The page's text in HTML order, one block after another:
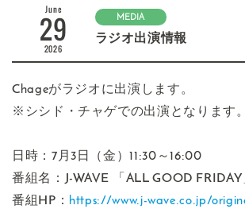
June
29
2026
MEDIA
ラジオ出演情報
Chageがラジオに出演します。
※シシド・チャゲでの出演となります。
日時：7月3日（金）11:30～16:00
番組名：J-WAVE 「ALL GOOD FRIDAY
番組HP： https://www.j-wave.co.jp/